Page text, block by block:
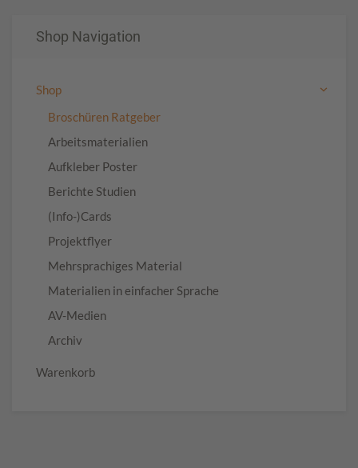
Shop Navigation
Shop
Broschüren Ratgeber
Arbeitsmaterialien
Aufkleber Poster
Berichte Studien
(Info-)Cards
Projektflyer
Mehrsprachiges Material
Materialien in einfacher Sprache
AV-Medien
Archiv
Warenkorb